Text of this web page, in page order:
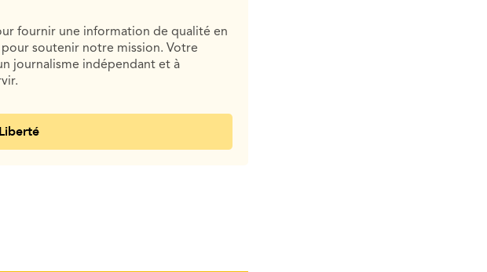
fournir une information de qualité en
soutenir notre mission. Votre
journalisme indépendant et à